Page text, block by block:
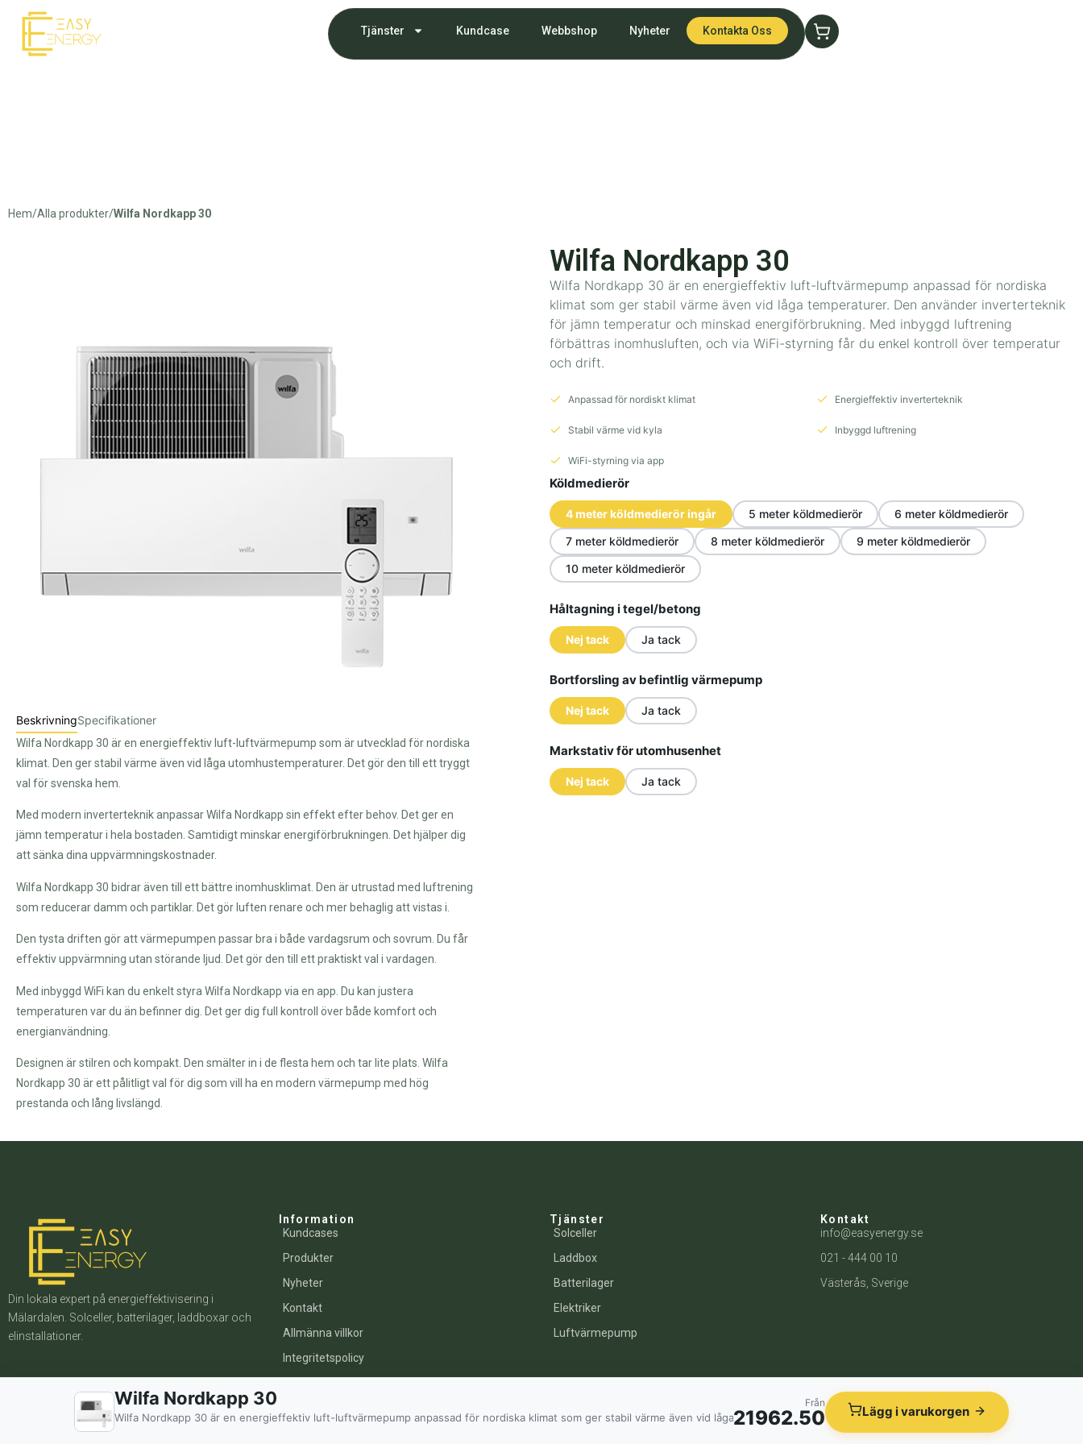
Tjänster Kundcase Webbshop Nyheter Kontakta Oss
Hem/Alla produkter/Wilfa Nordkapp 30
BeskrivningSpecifikationer
Wilfa Nordkapp 30 är en energieffektiv luft-luftvärmepump som är utvecklad för nordiska
klimat. Den ger stabil värme även vid låga utomhustemperaturer. Det gör den till ett tryggt
val för svenska hem.
Med modern inverterteknik anpassar Wilfa Nordkapp sin effekt efter behov. Det ger en
jämn temperatur i hela bostaden. Samtidigt minskar energiförbrukningen. Det hjälper dig
att sänka dina uppvärmningskostnader.
Wilfa Nordkapp 30 bidrar även till ett bättre inomhusklimat. Den är utrustad med luftrening
som reducerar damm och partiklar. Det gör luften renare och mer behaglig att vistas i.
Den tysta driften gör att värmepumpen passar bra i både vardagsrum och sovrum. Du får
effektiv uppvärmning utan störande ljud. Det gör den till ett praktiskt val i vardagen.
Med inbyggd WiFi kan du enkelt styra Wilfa Nordkapp via en app. Du kan justera
temperaturen var du än befinner dig. Det ger dig full kontroll över både komfort och
energianvändning.
Designen är stilren och kompakt. Den smälter in i de flesta hem och tar lite plats. Wilfa
Nordkapp 30 är ett pålitligt val för dig som vill ha en modern värmepump med hög
prestanda och lång livslängd.
Wilfa Nordkapp 30
Wilfa Nordkapp 30 är en energieffektiv luft-luftvärmepump anpassad för nordiska
klimat som ger stabil värme även vid låga temperaturer. Den använder inverterteknik
för jämn temperatur och minskad energiförbrukning. Med inbyggd luftrening
förbättras inomhusluften, och via WiFi-styrning får du enkel kontroll över temperatur
och drift.
Anpassad för nordiskt klimat Energieffektiv inverterteknik
Stabil värme vid kyla Inbyggd luftrening
WiFi-styrning via app
Köldmedierör
4 meter köldmedierör ingår 5 meter köldmedierör
6 meter köldmedierör
7 meter köldmedierör
8 meter köldmedierör
9 meter köldmedierör
10 meter köldmedierör
Håltagning i tegel/betong
Nej tack Ja tack
Bortforsling av befintlig värmepump
Nej tack Ja tack
Markstativ för utomhusenhet
Nej tack Ja tack
Din lokala expert på energieffektivisering i
Mälardalen. Solceller, batterilager, laddboxar och
elinstallationer.
Information
Kundcases
Produkter
Nyheter
Kontakt
Allmänna villkor
Integritetspolicy
Tjänster
Solceller
Laddbox
Batterilager
Elektriker
Luftvärmepump
Kontakt
info@easyenergy.se
021 - 444 00 10
Västerås, Sverige
Wilfa Nordkapp 30
Wilfa Nordkapp 30 är en energieffektiv luft-luftvärmepump anpassad för nordiska klimat som ger stabil värme även vid låga temperaturer. Den använder inverterteknik för jämn
Från
21962.50 Lägg i varukorgen